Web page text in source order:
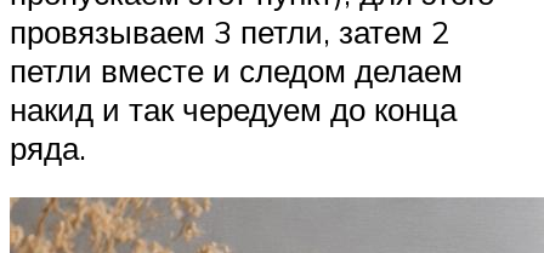
провязываем 3 петли, затем 2
петли вместе и следом делаем
накид и так чередуем до конца
ряда.